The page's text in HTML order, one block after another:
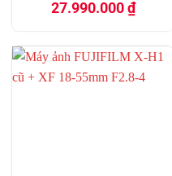
27.990.000₫